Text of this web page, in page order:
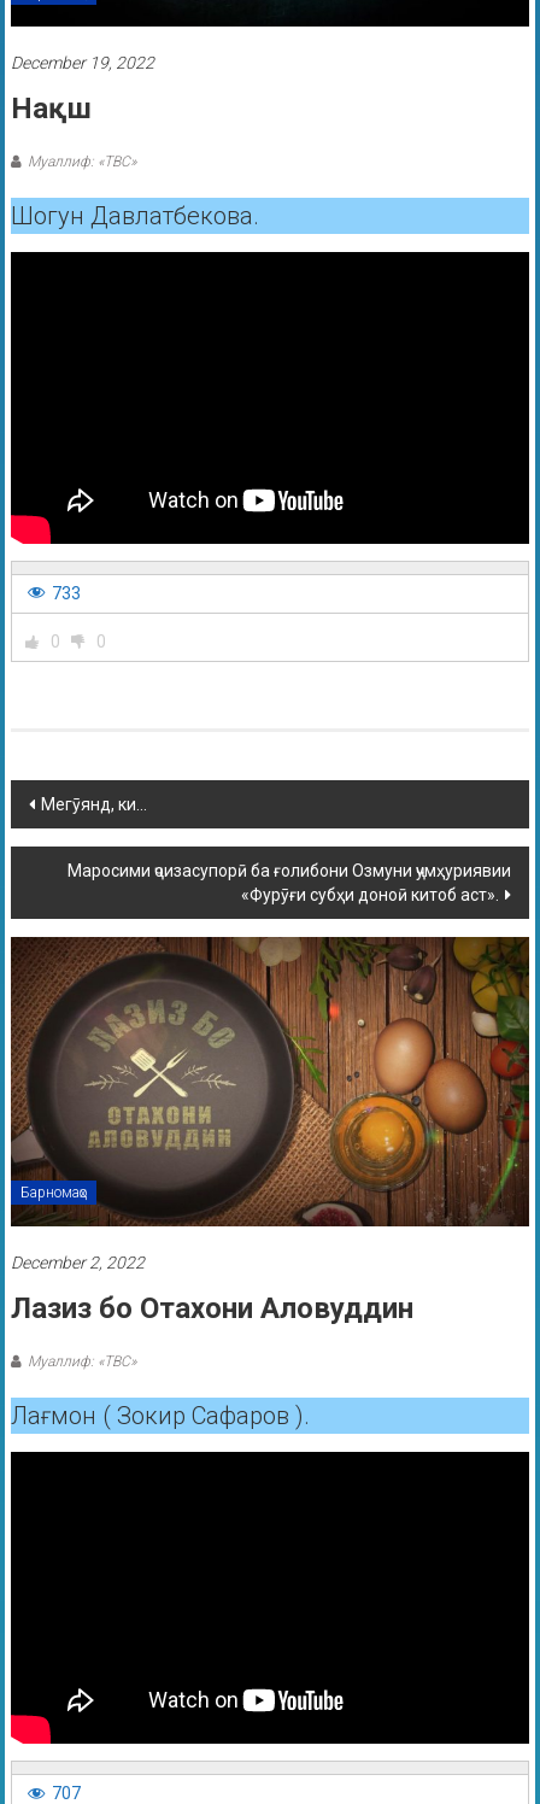
December 19, 2022
Нақш
Муаллиф: «ТВС»
Шогун Давлатбекова.
733
0 0
Мегӯянд, ки…
Маросими ҷоизасупорӣ ба ғолибони Озмуни ҷумҳуриявии
«Фурӯғи субҳи доноӣ китоб аст».
Барномаҳо
December 2, 2022
Лазиз бо Отахони Аловуддин
Муаллиф: «ТВС»
Лағмон ( Зокир Сафаров ).
707